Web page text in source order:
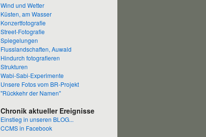
Wind und Wetter
Küsten, am Wasser
Konzertfotografie
Street-Fotografie
Spiegelungen
Flusslandschaften, Auwald
Hindurch fotografieren
Strukturen
Wabi-Sabi-Experimente
Unsere Fotos vom BR-Projekt
"Rückkehr der Namen"
Chronik aktueller Ereignisse
Einstieg in unseren BLOG...
CCMS in Facebook